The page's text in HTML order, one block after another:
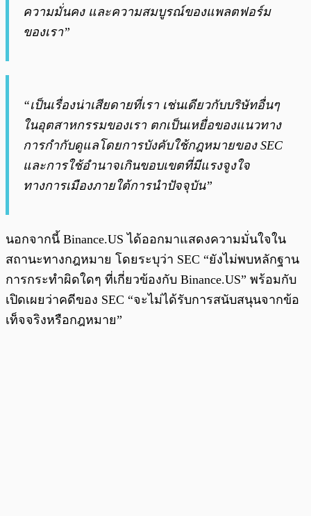
ความมั่นคง และความสมบูรณ์ของแพลตฟอร์ม
ของเรา”
“เป็นเรื่องน่าเสียดายที่เรา เช่นเดียวกับบริษัทอื่นๆ
ในอุตสาหกรรมของเรา ตกเป็นเหยื่อของแนวทาง
การกำกับดูแลโดยการบังคับใช้กฎหมายของ SEC
และการใช้อำนาจเกินขอบเขตที่มีแรงจูงใจ
ทางการเมืองภายใต้การนำปัจจุบัน”
นอกจากนี้ Binance.US ได้ออกมาแสดงความมั่นใจใน
สถานะทางกฎหมาย โดยระบุว่า SEC “ยังไม่พบหลักฐาน
การกระทำผิดใดๆ ที่เกี่ยวข้องกับ Binance.US” พร้อมกับ
เปิดเผยว่าคดีของ SEC “จะไม่ได้รับการสนับสนุนจากข้อ
เท็จจริงหรือกฎหมาย”